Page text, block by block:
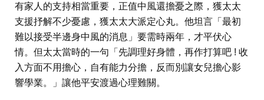
有家人的支持相當重要，正值中風還擔憂之際，獲太太
支援抒解不少憂慮，獲太太大派定心丸。他坦言「最初
難以接受半邊身中風的消息」要需時兩年，才平伏心
情。但太太當時的一句「先調理好身體，再作打算吧 ! 收
入方面不用擔心，自有能力分擔，反而別讓女兒擔心影
響學業。」讓他平安渡過心理難關。